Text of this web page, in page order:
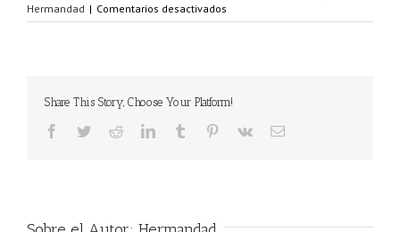
Hermandad | Comentarios desactivados
El
Share This Story, Choose Your Platform!
Facebook
TwitterRedditLinkedInTumblr Pinterest
Vk
Correo